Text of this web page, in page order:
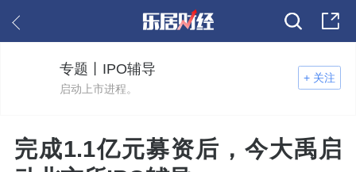
+ 关注
专题丨IPO辅导
启动上市进程。
完成1.1亿元募资后，今大禹启